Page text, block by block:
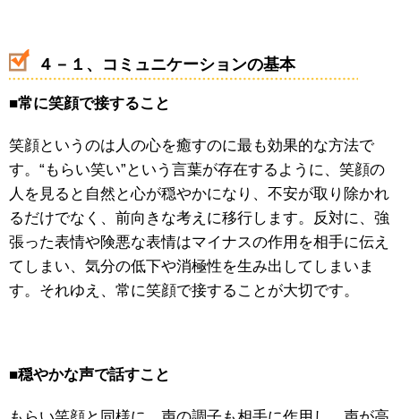
４－１、コミュニケーションの基本
■常に笑顔で接すること
笑顔というのは人の心を癒すのに最も効果的な方法で
す。“もらい笑い”という言葉が存在するように、笑顔の
人を見ると自然と心が穏やかになり、不安が取り除かれ
るだけでなく、前向きな考えに移行します。反対に、強
張った表情や険悪な表情はマイナスの作用を相手に伝え
てしまい、気分の低下や消極性を生み出してしまいま
す。それゆえ、常に笑顔で接することが大切です。
■穏やかな声で話すこと